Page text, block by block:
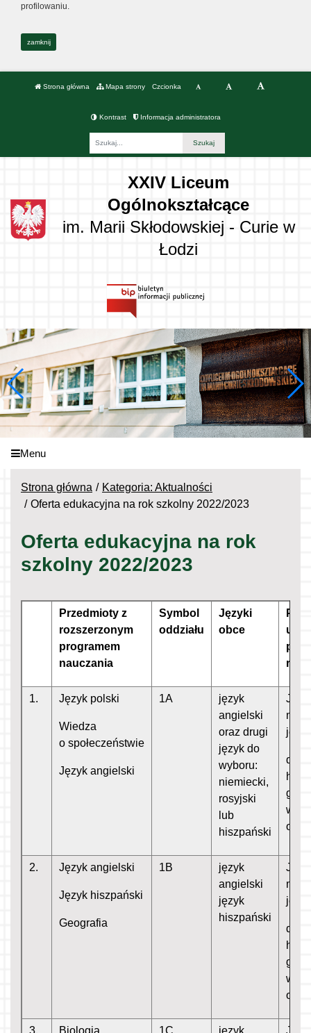
profilowaniu.
zamknij
Strona główna Mapa strony Czcionka
Kontrast Informacja administratora
XXIV Liceum
Ogólnokształcące
im. Marii Skłodowskiej - Curie w
Łodzi
Menu
Strona główna
Kategoria: Aktualności
Oferta edukacyjna na rok szkolny 2022/2023
Oferta edukacyjna na rok
szkolny 2022/2023
Przedmioty z
rozszerzonym
programem
nauczania
Symbol
oddziału
Języki
obce
1. Język polski
Wiedza
o społeczeństwie
Język angielski
1A
język
angielski
oraz drugi
język do
wyboru:
niemiecki,
rosyjski
lub
hiszpański
do
o
2. Język angielski
Język hiszpański
Geografia
1B
język
angielski
język
hiszpański
do
o
3. Biologia 1C
język